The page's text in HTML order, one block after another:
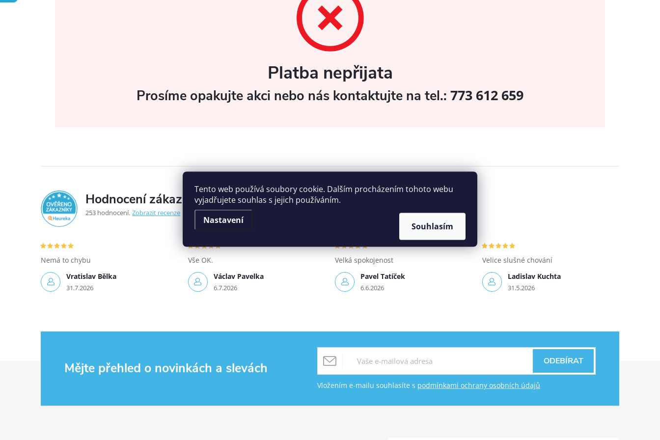
Tento web používá soubory cookie. Dalším procházením tohoto webu
vyjadřujete souhlas s jejich používáním.
Nastavení
Souhlasím
Platba nepřijata
Prosíme opakujte akci nebo nás kontaktujte na tel.: 773 612 659
5,0 Hodnocení zákazníků
253 hodnocení Zobrazit recenze
Vratislav Bělka
31.7.2026
Nemá to chybu
Václav Pavelka
6.7.2026
Vše OK.
Pavel Tatíček
6.6.2026
Velká spokojenost
Ladislav Kuchta
31.5.2026
Velice slušné chování
Mějte přehled o novinkách a slevách
Vložením e-mailu souhlasíte s podmínkami ochrany osobních údajů
ODEBÍRAT